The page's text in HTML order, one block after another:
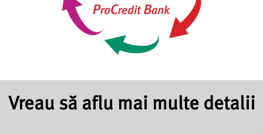
Vreau să aflu mai multe detalii